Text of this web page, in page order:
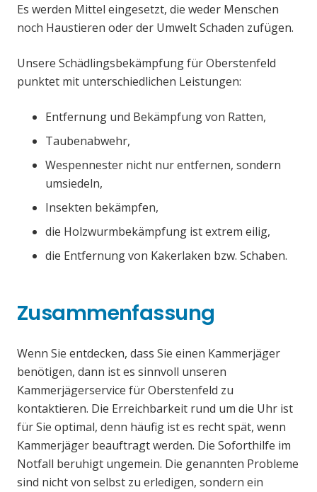
Es werden Mittel eingesetzt, die weder Menschen
noch Haustieren oder der Umwelt Schaden zufügen.
Unsere Schädlingsbekämpfung für Oberstenfeld
punktet mit unterschiedlichen Leistungen:
Entfernung und Bekämpfung von Ratten,
Taubenabwehr,
Wespennester nicht nur entfernen, sondern
umsiedeln,
Insekten bekämpfen,
die Holzwurmbekämpfung ist extrem eilig,
die Entfernung von Kakerlaken bzw. Schaben.
Zusammenfassung
Wenn Sie entdecken, dass Sie einen Kammerjäger
benötigen, dann ist es sinnvoll unseren
Kammerjägerservice für Oberstenfeld zu
kontaktieren. Die Erreichbarkeit rund um die Uhr ist
für Sie optimal, denn häufig ist es recht spät, wenn
Kammerjäger beauftragt werden. Die Soforthilfe im
Notfall beruhigt ungemein. Die genannten Probleme
sind nicht von selbst zu erledigen, sondern ein